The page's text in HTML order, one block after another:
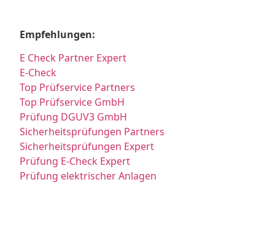
Empfehlungen:
E Check Partner Expert
E-Check
Top Prüfservice Partners
Top Prüfservice GmbH
Prüfung DGUV3 GmbH
Sicherheitsprüfungen Partners
Sicherheitsprüfungen Expert
Prüfung E-Check Expert
Prüfung elektrischer Anlagen